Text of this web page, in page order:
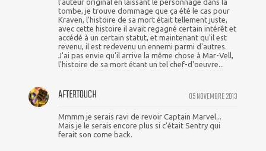
tombe, je trouve dommage que ça été le cas pour
Kraven, l'histoire de sa mort était tellement juste,
avec cette histoire il avait regagné certain intérêt et
accédé à un certain statut, et maintenant qu'il est
revenu, il est redevenu un ennemi parmi d'autres.
J'ai pas envie qu'il arrive la même chose à Mar-Vell,
l'histoire de sa mort étant un tel chef-d'oeuvre...
05 NOVEMBRE 2013
AFTERTOUCH
Mmmm je serais ravi de revoir Captain Marvel...
Mais je le serais encore plus si c'était Sentry qui
ferait son come back.